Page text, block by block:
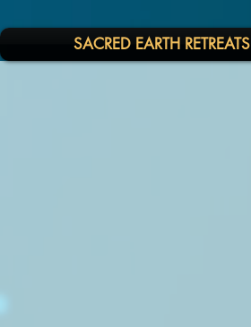
SACRED EARTH RETREATS